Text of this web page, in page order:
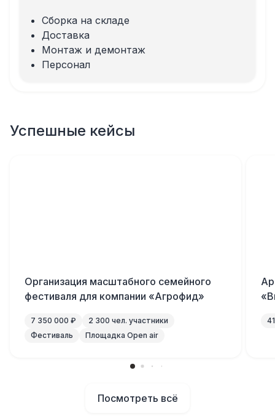
Сборка на складе
Доставка
Монтаж и демонтаж
Персонал
Успешные кейсы
Организация масштабного семейного
фестиваля для компании «Агрофид»
7 350 000 ₽
2 300 чел. участники
Фестиваль
Площадка Open air
Посмотреть всё